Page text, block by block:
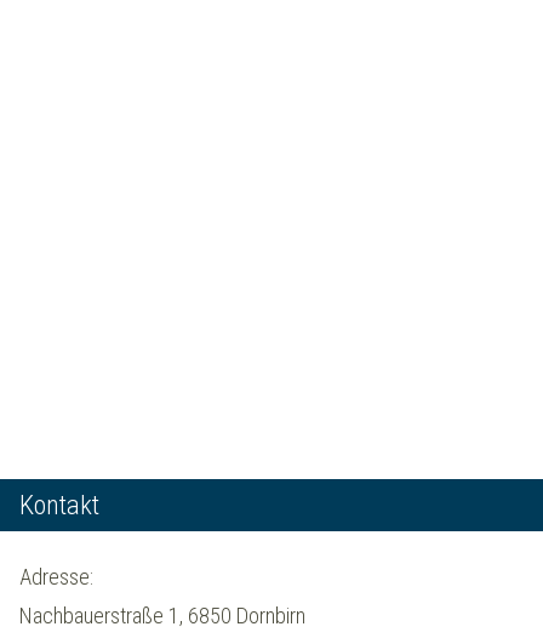
Kontakt
Adresse:
Nachbauerstraße 1, 6850 Dornbirn